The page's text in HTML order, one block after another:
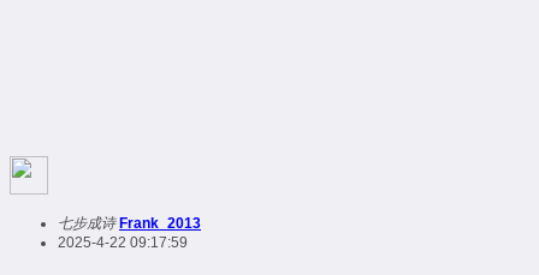
七步成诗 Frank_2013
2025-4-22 09:17:59